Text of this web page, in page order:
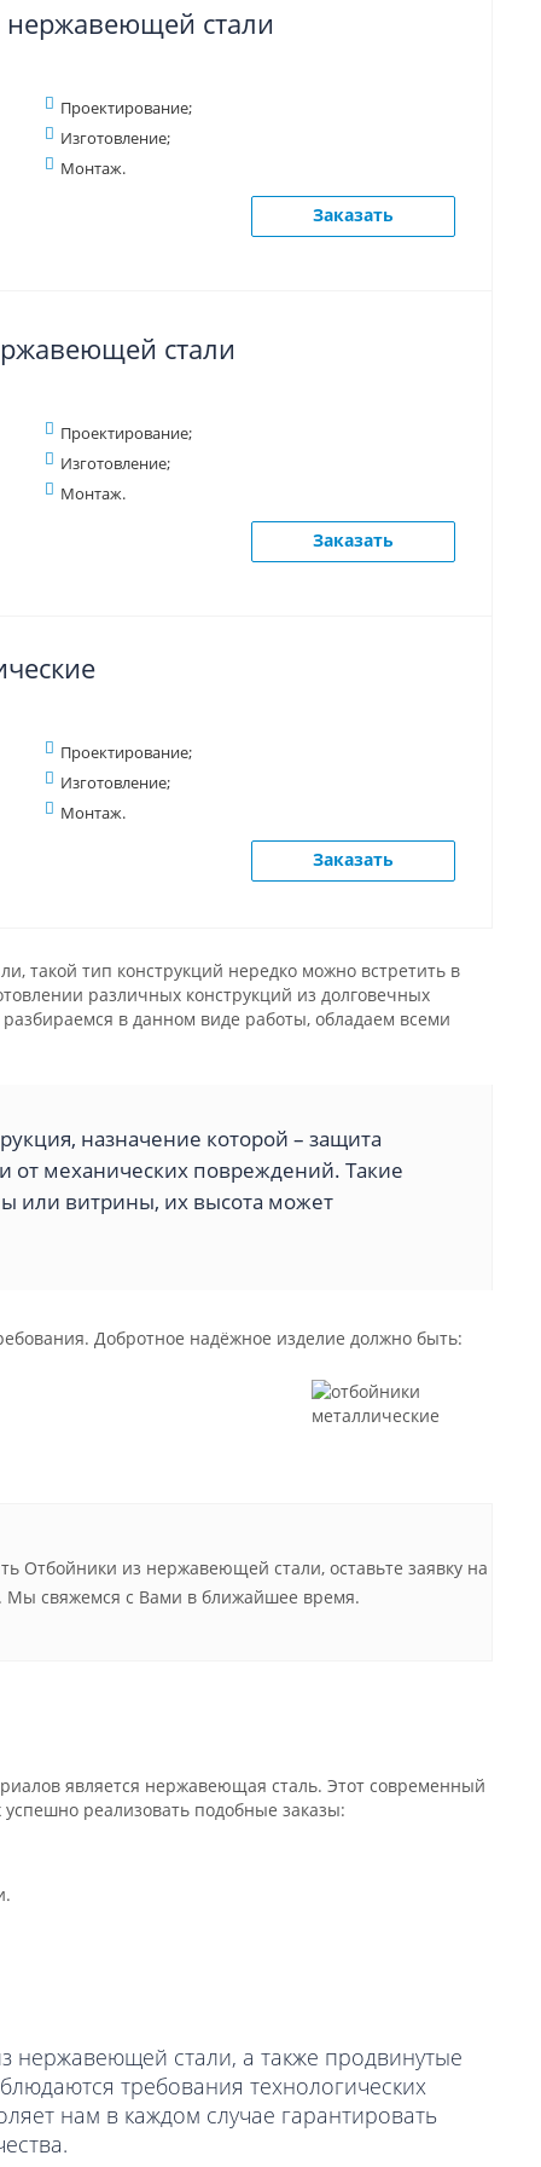
стали
Проектирование;
Изготовление;
Монтаж.
Заказать
стали
Проектирование;
Изготовление;
Монтаж.
Заказать
Проектирование;
Изготовление;
Монтаж.
Заказать
такой тип конструкций нередко можно встретить в
различных конструкций из долговечных
в данном виде работы, обладаем всеми
назначение которой – защита
от механических повреждений. Такие
или витрины, их высота может
Добротное надёжное изделие должно быть:
Отбойники из нержавеющей стали, оставьте заявку на
Мы свяжемся с Вами в ближайшее время.
является нержавеющая сталь. Этот современный
реализовать подобные заказы:
нержавеющей стали, а также продвинутые
требования технологических
нам в каждом случае гарантировать